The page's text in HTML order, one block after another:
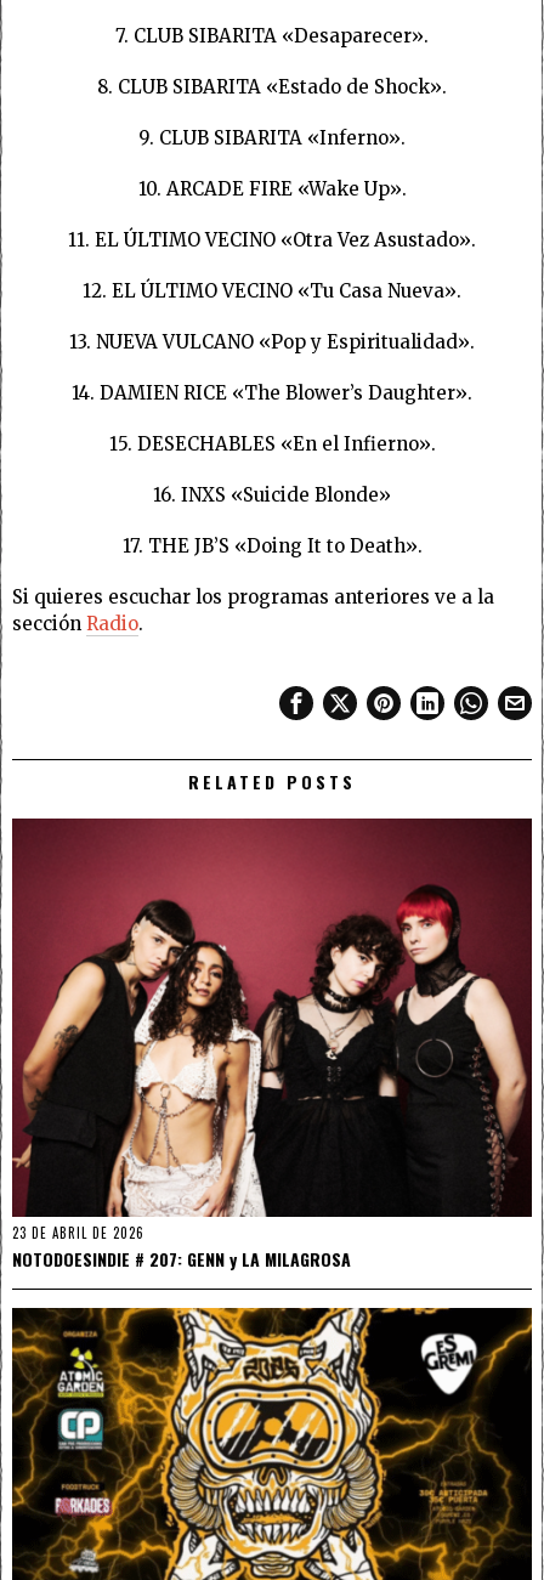
7. CLUB SIBARITA «Desaparecer».
8. CLUB SIBARITA «Estado de Shock».
9. CLUB SIBARITA «Inferno».
10. ARCADE FIRE «Wake Up».
11. EL ÚLTIMO VECINO «Otra Vez Asustado».
12. EL ÚLTIMO VECINO «Tu Casa Nueva».
13. NUEVA VULCANO «Pop y Espiritualidad».
14. DAMIEN RICE «The Blower’s Daughter».
15. DESECHABLES «En el Infierno».
16. INXS «Suicide Blonde»
17. THE JB’S «Doing It to Death».
Si quieres escuchar los programas anteriores ve a la
sección Radio.
RELATED POSTS
23 DE ABRIL DE 2026
NOTODOESINDIE # 207: GENN y LA MILAGROSA